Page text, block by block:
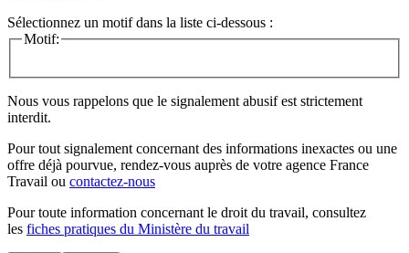
Sélectionnez un motif dans la liste ci-dessous :
Motif:
Nous vous rappelons que le signalement abusif est strictement
interdit.
Pour tout signalement concernant des informations inexactes ou une
offre déjà pourvue, rendez-vous auprès de votre agence France
Travail ou contactez-nous
Pour toute information concernant le droit du travail, consultez
les fiches pratiques du Ministère du travail